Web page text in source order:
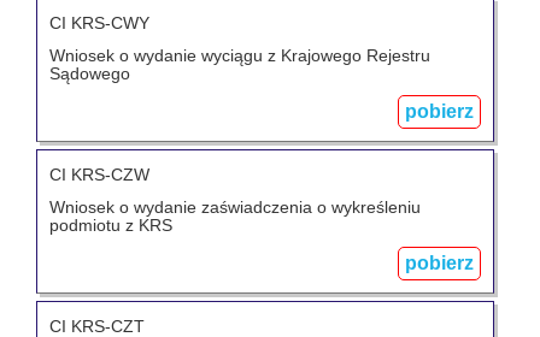
CI KRS-CWY
Wniosek o wydanie wyciągu z Krajowego Rejestru
Sądowego
pobierz
CI KRS-CZW
Wniosek o wydanie zaświadczenia o wykreśleniu
podmiotu z KRS
pobierz
CI KRS-CZT